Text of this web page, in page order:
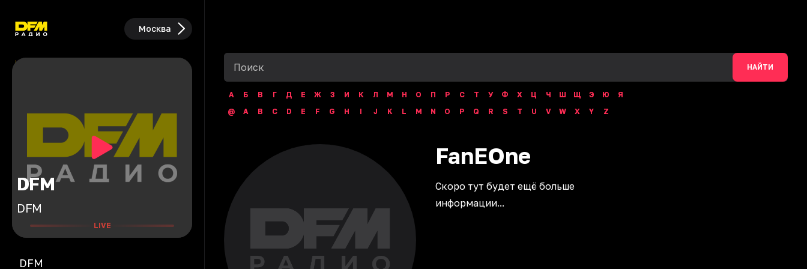
Москва
DFM
DFM
LIVE
DFM
НАЙТИ
А Б В Г Д Е Ж З И К Л М Н О П Р С Т У Ф Х Ц Ч Ш Щ Э Ю
Я
@
A B C D E F G H I J K L M N O P Q R S T U V W X Y Z
FanEOne
Скоро тут будет ещё больше
информации...